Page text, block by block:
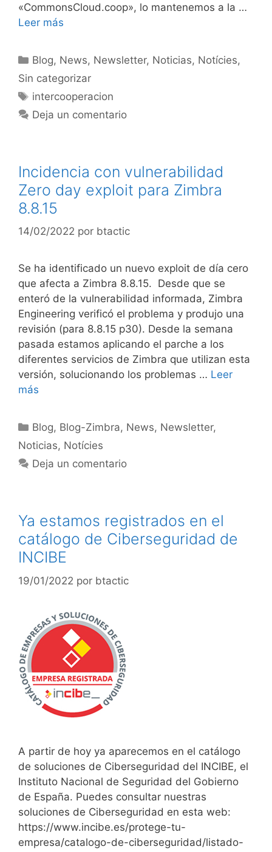
«CommonsCloud.coop», lo mantenemos a la …
Leer más
Blog, News, Newsletter, Noticias, Notícies,
Sin categorizar
intercooperacion
Deja un comentario
Incidencia con vulnerabilidad
Zero day exploit para Zimbra
8.8.15
14/02/2022 por btactic
Se ha identificado un nuevo exploit de día cero
que afecta a Zimbra 8.8.15. Desde que se
enteró de la vulnerabilidad informada, Zimbra
Engineering verificó el problema y produjo una
revisión (para 8.8.15 p30). Desde la semana
pasada estamos aplicando el parche a los
diferentes servicios de Zimbra que utilizan esta
versión, solucionando los problemas … Leer
más
Blog, Blog-Zimbra, News, Newsletter,
Noticias, Notícies
Deja un comentario
Ya estamos registrados en el
catálogo de Ciberseguridad de
INCIBE
19/01/2022 por btactic
A partir de hoy ya aparecemos en el catálogo
de soluciones de Ciberseguridad del INCIBE, el
Instituto Nacional de Seguridad del Gobierno
de España. Puedes consultar nuestras
soluciones de Ciberseguridad en esta web:
https://www.incibe.es/protege-tu-
empresa/catalogo-de-ciberseguridad/listado-